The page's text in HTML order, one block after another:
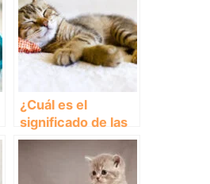
¿Cuál es el
significado de las
posiciones para
dormir del gato?